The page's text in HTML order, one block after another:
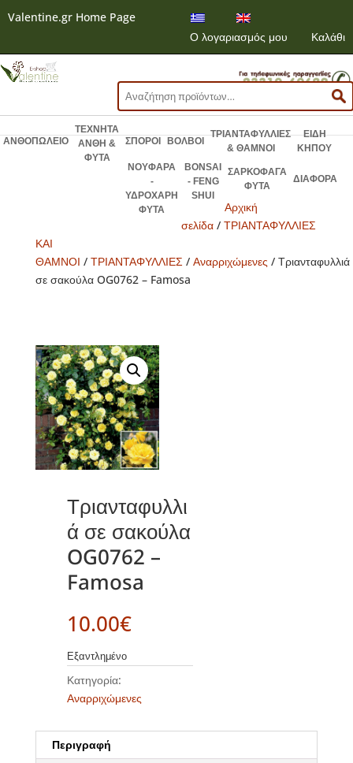
Valentine.gr Home Page
Ο λογαριασμός μου
Καλάθι
Αναζήτηση
για:
ΑΝΘΟΠΩΛΕΙΟ
ΤΕΧΝΗΤΑ
ΑΝΘΗ &
ΦΥΤΑ
ΣΠΟΡΟΙ ΒΟΛΒΟΙ
ΤΡΙΑΝΤΑΦΥΛΛΙΕΣ
& ΘΑΜΝΟΙ
ΕΙΔΗ
ΚΗΠΟΥ
ΝΟΥΦΑΡΑ
-
ΥΔΡΟΧΑΡΗ
ΦΥΤΑ
BONSAI
- FENG
SHUI
ΣΑΡΚΟΦΑΓΑ
ΦΥΤΑ
ΔΙΑΦΟΡΑ
Αρχική
σελίδα / ΤΡΙΑΝΤΑΦΥΛΛΙΕΣ
ΚΑΙ
ΘΑΜΝΟΙ / ΤΡΙΑΝΤΑΦΥΛΛΙΕΣ/ Αναρριχώμενες / Τριανταφυλλιά
σε σακούλα OG0762 – Famosa
Τριανταφυλλι
ά σε σακούλα
OG0762 –
Famosa
10.00€
Εξαντλημένο
Κατηγορία:
Αναρριχώμενες
Περιγραφή